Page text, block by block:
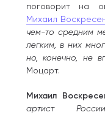
поговорит на
Михаил
чем-то средним
легким, в них
но, конечно, не
Моцарт.
Михаил
артист